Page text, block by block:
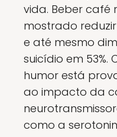
vida. Beber café
mostrado
e até mesmo
suicídio em 53%.
humor está
ao impacto da
como a